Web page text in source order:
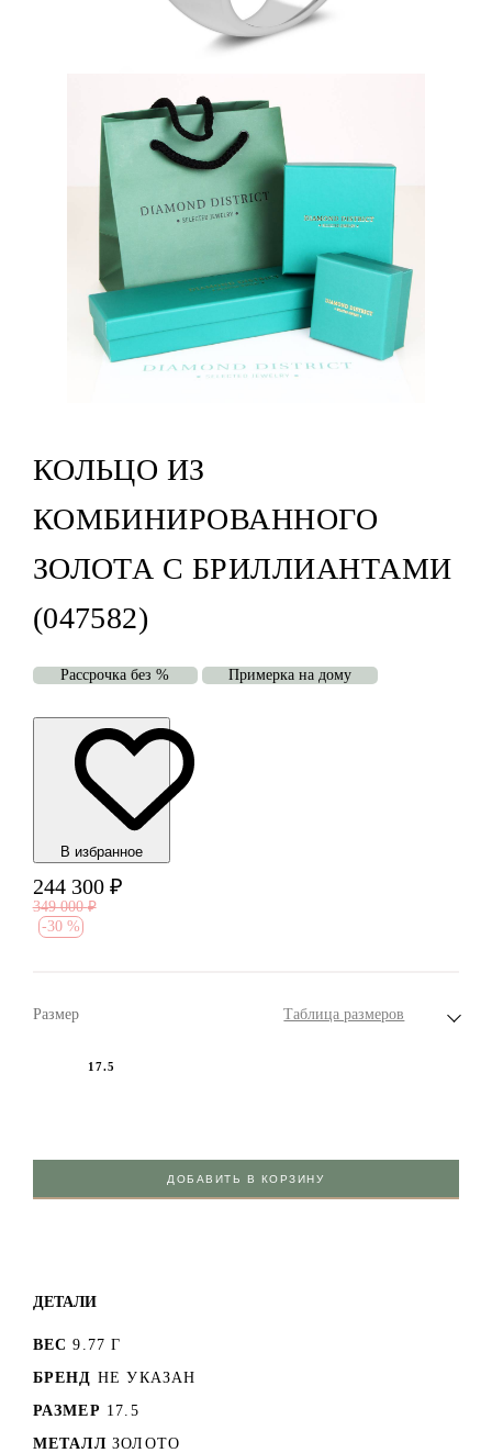
КОЛЬЦО ИЗ
КОМБИНИРОВАННОГО
ЗОЛОТА С БРИЛЛИАНТАМИ
(047582)
Рассрочка без % Примерка на дому
В избранноe
244 300 ₽
349 000 ₽
-30 %
Размер Таблица размеров
17.5
ДОБАВИТЬ В КОРЗИНУ
ДЕТАЛИ
ВЕС 9.77 Г
БРЕНД НЕ УКАЗАН
РАЗМЕР 17.5
МЕТАЛЛ ЗОЛОТО